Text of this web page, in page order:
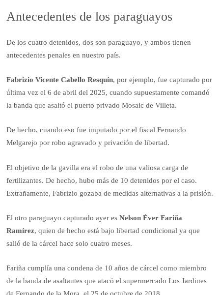
Antecedentes de los paraguayos
De los cuatro detenidos, dos son paraguayo, y ambos tienen
antecedentes penales en nuestro país.
Fabrizio Vicente Cabello Resquín, por ejemplo, fue capturado por
última vez el 6 de abril del 2025, cuando supuestamente comandó
la banda que asaltó el puerto privado Mosaic de Villeta.
De hecho, cuando eso fue imputado por el fiscal Fernando
Melgarejo por robo agravado y privación de libertad.
El objetivo de la gavilla era el robo de una valiosa carga de
fertilizantes. De hecho, hubo más de 10 detenidos por el caso.
Extrañamente, Fabrizio gozaba de medidas alternativas a la prisión.
El otro paraguayo capturado ayer esNelson Éver Fariña
Ramírez, quien de hecho está bajo libertad condicional ya que
salió de la cárcel hace solo cuatro meses.
Fariña cumplía una condena de 10 años de cárcel como miembro
de la banda de asaltantes que atacó el supermercado Los Jardines